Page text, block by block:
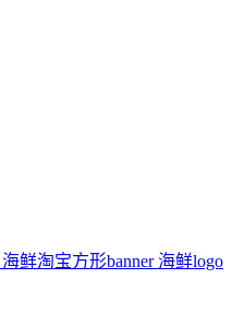
海鲜淘宝方形banner 海鲜logo